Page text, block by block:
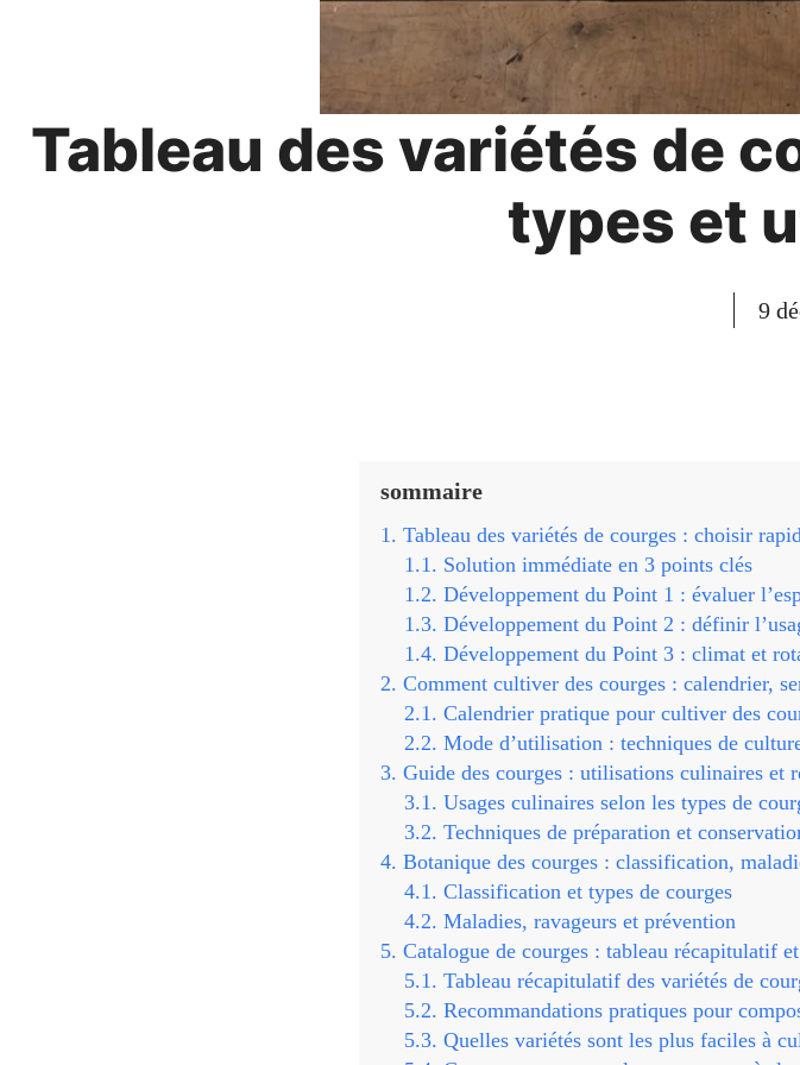
Tableau des variétés de
types et
9
sommaire
Tableau des variétés de courges : choisir
Solution immédiate en 3 points clés
Développement du Point 1 : évaluer
Développement du Point 2 : définir
Développement du Point 3 : climat et
Comment cultiver des courges : calendrier,
Calendrier pratique pour cultiver des
Mode d’utilisation : techniques de
Guide des courges : utilisations culinaires et
Usages culinaires selon les types de
Techniques de préparation et
Botanique des courges : classification,
Classification et types de courges
Maladies, ravageurs et prévention
Catalogue de courges : tableau récapitulatif
Tableau récapitulatif des variétés de
Recommandations pratiques pour
Quelles variétés sont les plus faciles à